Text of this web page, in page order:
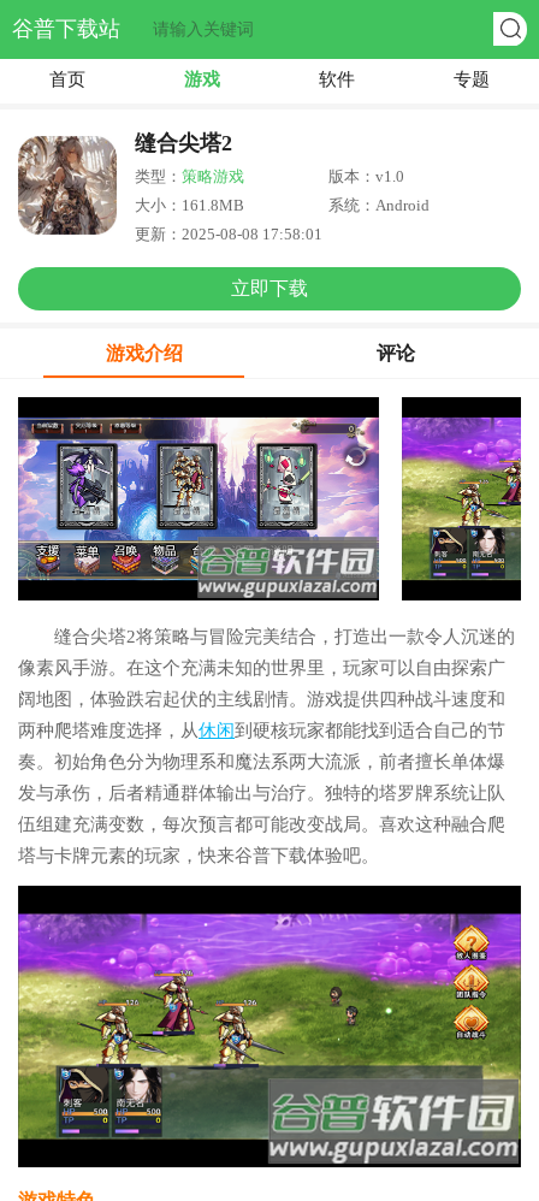
谷普下载站
首页 游戏 软件 专题
缝合尖塔2
类型： 策略游戏
版本：v1.0
大小：161.8MB
系统：Android
更新：2025-08-08 17:58:01
立即下载
游戏介绍 评论
缝合尖塔2将策略与冒险完美结合，打造出一款令人沉迷的
像素风手游。在这个充满未知的世界里，玩家可以自由探索广
阔地图，体验跌宕起伏的主线剧情。游戏提供四种战斗速度和
两种爬塔难度选择，从休闲到硬核玩家都能找到适合自己的节
奏。初始角色分为物理系和魔法系两大流派，前者擅长单体爆
发与承伤，后者精通群体输出与治疗。独特的塔罗牌系统让队
伍组建充满变数，每次预言都可能改变战局。喜欢这种融合爬
塔与卡牌元素的玩家，快来谷普下载体验吧。